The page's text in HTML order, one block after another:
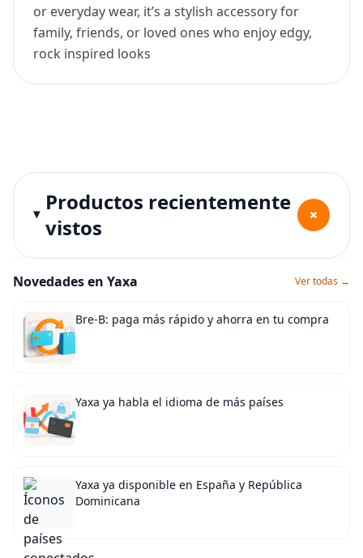
or everyday wear, it’s a stylish accessory for
family, friends, or loved ones who enjoy edgy,
rock inspired looks
Productos recientemente
vistos
+
Novedades en Yaxa Ver todas →
Bre-B: paga más rápido y ahorra en tu compra
Yaxa ya habla el idioma de más países
Yaxa ya disponible en España y República
Dominicana